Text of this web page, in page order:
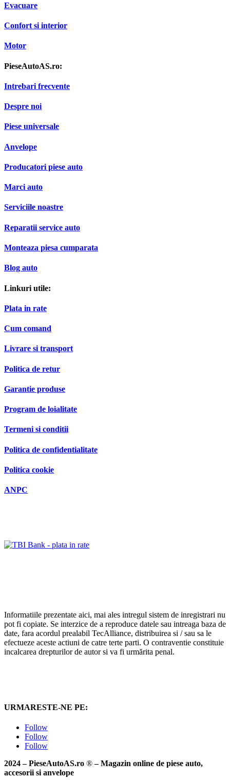
Evacuare
Confort si interior
Motor
PieseAutoAS.ro:
Intrebari frecvente
Despre noi
Piese universale
Anvelope
Producatori piese auto
Marci auto
Serviciile noastre
Reparatii service auto
Monteaza piesa cumparata
Blog auto
Linkuri utile:
Plata in rate
Cum comand
Livrare si transport
Politica de retur
Garantie produse
Program de loialitate
Termeni si conditii
Politica de confidentialitate
Politica cookie
ANPC
Informatiile prezentate aici, mai ales intregul sistem de inregistrari nu
pot fi copiate. Se interzice de a reproduce datele sau intreaga baza de
date, fara acordul prealabil TecAlliance, distribuirea si / sau sa le
efectueze aceste actiuni de catre terte parti. O contraventie constituie
incalcarea drepturilor de autor si va fi urmărita penal.
URMARESTE-NE PE:
Follow
Follow
Follow
2024 – PieseAutoAS.ro ®– Magazin online de piese auto,
accesorii si anvelope